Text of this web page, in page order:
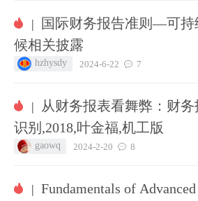
|
国际财务报告准则—可持
候相关披露
hzhysdy 2024-6-22 7
|
从财务报表看舞弊：财
识别,2018,叶金福,机工版
gaowq 2024-2-20 8
| Fundamentals of